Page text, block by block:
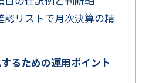
認リストで月次決算の精
るための運用ポイント